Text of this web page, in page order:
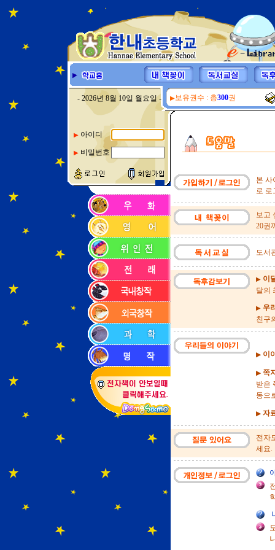
- 2026년 8월 10일 월요일 - ▶보유권수 : 총300권
▶ 아이디
▶ 비밀번호
본 사
로 로
보고
20권
도서
▶ 이
달의
▶ 우
친구
▶ 이
▶ 쪽
받은
동으
▶ 자
전자
세요.